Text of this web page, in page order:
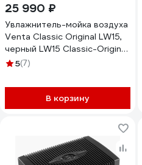
25 990 ₽
Увлажнитель-мойка воздуха
Venta Classic Original LW15,
черный LW15 Classic-Original
black
5(7)
В корзину